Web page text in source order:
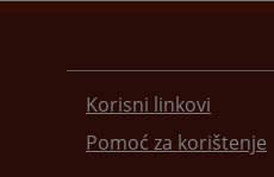
Korisni linkovi
Pomoć za korištenje